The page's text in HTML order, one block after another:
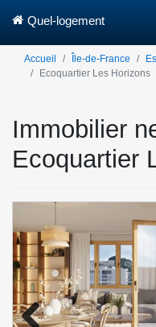
Quel-logement
Accueil Île-de-France
Ecoquartier Les Horizons
Immobilier
Ecoquartier